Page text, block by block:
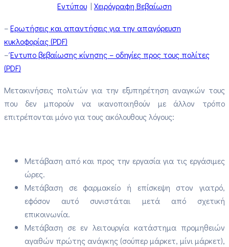
Εντύπου | Χειρόγραφη Βεβαίωση
–Ερωτήσεις και απαντήσεις για την απαγόρευση
κυκλοφορίας (PDF)
–Έντυπο βεβαίωσης κίνησης – οδηγίες προς τους πολίτες
(PDF)
Μετακινήσεις πολιτών για την εξυπηρέτηση αναγκών τους
που δεν μπορούν να ικανοποιηθούν με άλλον τρόπο
επιτρέπονται μόνο για τους ακόλουθους λόγους:
Μετάβαση από και προς την εργασία για τις εργάσιμες
ώρες.
Μετάβαση σε φαρμακείο ή επίσκεψη στον γιατρό,
εφόσον αυτό συνιστάται μετά από σχετική
επικοινωνία.
Μετάβαση σε εν λειτουργία κατάστημα προμηθειών
αγαθών πρώτης ανάγκης (σούπερ μάρκετ, μίνι μάρκετ),